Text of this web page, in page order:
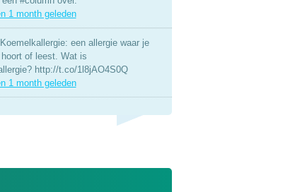
1 month geleden
Koemelkallergie: een allergie waar je
of leest. Wat is
http://t.co/1l8jAO4S0Q
1 month geleden